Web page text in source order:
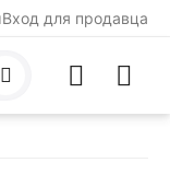
Вход для продавца